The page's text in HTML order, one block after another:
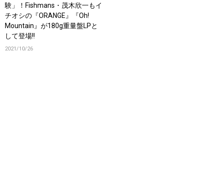
験」！Fishmans・茂木欣一もイ
チオシの『ORANGE』『Oh!
Mountain』が180g重量盤LPと
して登場!!
2021/10/26